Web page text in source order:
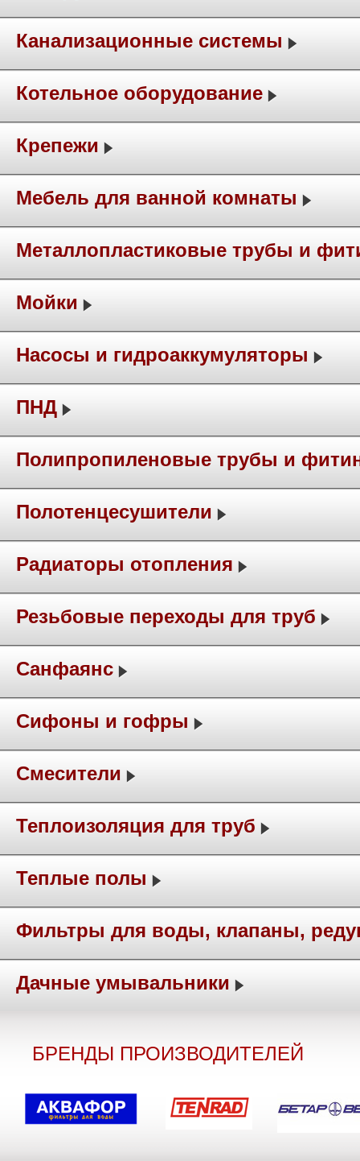
Канализационные системы
Котельное оборудование
Крепежи
Мебель для ванной комнаты
Металлопластиковые трубы и
Мойки
Насосы и гидроаккумуляторы
ПНД
Полипропиленовые трубы и
Полотенцесушители
Радиаторы отопления
Резьбовые переходы для труб
Санфаянс
Сифоны и гофры
Смесители
Теплоизоляция для труб
Теплые полы
Фильтры для воды, клапаны,
Дачные умывальники
БРЕНДЫ ПРОИЗВОДИТЕЛЕЙ